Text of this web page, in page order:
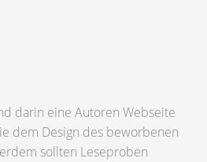
darin eine Autoren Webseite
dem Design des beworbenen
sollten Leseproben